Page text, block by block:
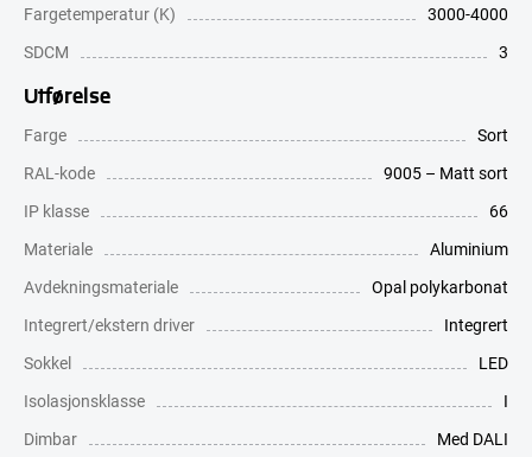
Fargetemperatur (K)
3000-4000
SDCM
3
Utførelse
Farge
Sort
RAL-kode
9005 – Matt sort
IP klasse
66
Materiale
Aluminium
Avdekningsmateriale
Opal polykarbonat
Integrert/ekstern driver
Integrert
Sokkel
LED
Isolasjonsklasse
I
Dimbar
Med DALI